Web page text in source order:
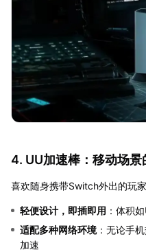
4. UU加速棒：移动场景
喜欢随身携带Switch外出的玩
轻便设计，即插即用 ：体积
适配多种网络环境：无论手
加速